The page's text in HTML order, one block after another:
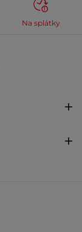
Na splátky